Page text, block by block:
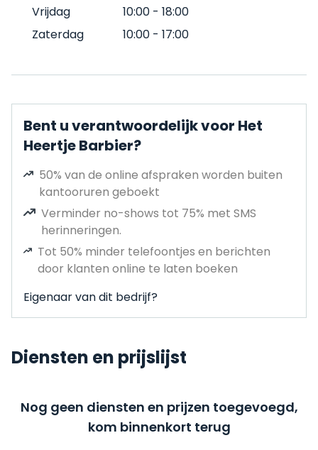
Vrijdag
10:00 - 18:00
Zaterdag
10:00 - 17:00
Bent u verantwoordelijk voor Het
Heertje Barbier?
50% van de online afspraken worden buiten
kantooruren geboekt
Verminder no-shows tot 75% met SMS
herinneringen.
Tot 50% minder telefoontjes en berichten
door klanten online te laten boeken
Eigenaar van dit bedrijf?
Diensten en prijslijst
Nog geen diensten en prijzen toegevoegd,
kom binnenkort terug